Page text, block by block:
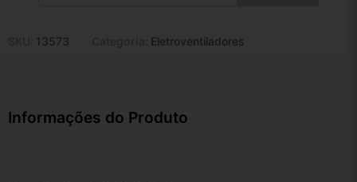
13573 Eletroventiladores
Informações do Produto